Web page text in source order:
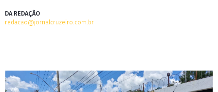
DA REDAÇÃO
redacao@jornalcruzeiro.com.br